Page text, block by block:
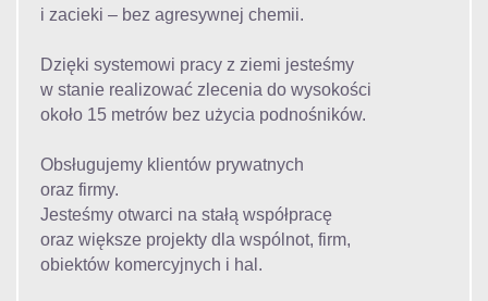
i zacieki – bez agresywnej chemii.
Dzięki systemowi pracy z ziemi jesteśmy
w stanie realizować zlecenia do wysokości
około 15 metrów bez użycia podnośników.
Obsługujemy klientów prywatnych
oraz firmy.
Jesteśmy otwarci na stałą współpracę
oraz większe projekty dla wspólnot, firm,
obiektów komercyjnych i hal.